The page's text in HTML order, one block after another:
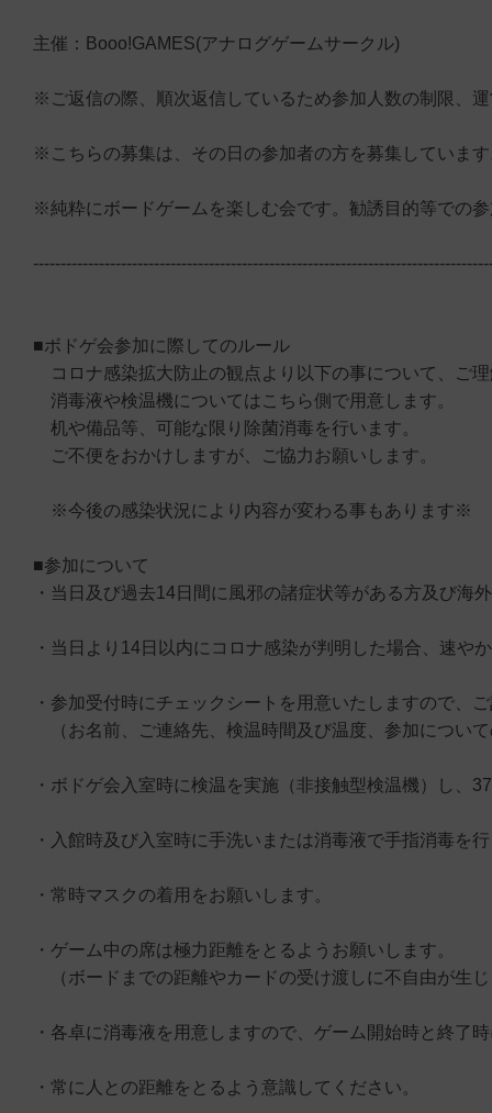
主催：Booo!GAMES(アナログゲームサークル)
※ご返信の際、順次返信しているため参加人数の制限、
※こちらの募集は、その日の参加者の方を募集していま
※純粋にボードゲームを楽しむ会です。勧誘目的等での
■ボドゲ会参加に際してのルール
コロナ感染拡大防止の観点より以下の事について、ご
消毒液や検温機についてはこちら側で用意します。
机や備品等、可能な限り除菌消毒を行います。
ご不便をおかけしますが、ご協力お願いします。
※今後の感染状況により内容が変わる事もあります※
■参加について
・当日及び過去14日間に風邪の諸症状等がある方及び海
・当日より14日以内にコロナ感染が判明した場合、速や
・参加受付時にチェックシートを用意いたしますので、
（お名前、ご連絡先、検温時間及び温度、参加につい
・ボドゲ会入室時に検温を実施（非接触型検温機）し、
・入館時及び入室時に手洗いまたは消毒液で手指消毒を
・常時マスクの着用をお願いします。
・ゲーム中の席は極力距離をとるようお願いします。
（ボードまでの距離やカードの受け渡しに不自由が生
・各卓に消毒液を用意しますので、ゲーム開始時と終了
・常に人との距離をとるよう意識してください。